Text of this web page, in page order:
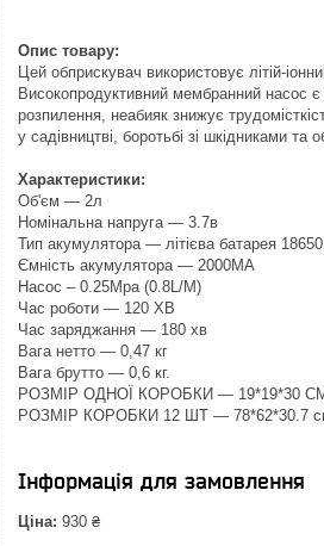
Опис товару:
Цей обприскувач використовує літій-
Високопродуктивний мембранний насос є
розпилення, неабияк знижує
у садівництві, боротьбі зі шкідниками
Характеристики:
Об'єм — 2л
Номінальна напруга — 3.7в
Тип акумулятора — літієва батарея 18650
Ємність акумулятора — 2000MA
Насос – 0.25Mpa (0.8L/M)
Час роботи — 120 XB
Час заряджання — 180 хв
Вага нетто — 0,47 кг
Вага брутто — 0,6 кг.
РОЗМІР ОДНОЇ КОРОБКИ — 19*19*30
РОЗМІР КОРОБКИ 12 ШТ — 78*62*30.7
Інформація для замовлення
Ціна: 930 ₴